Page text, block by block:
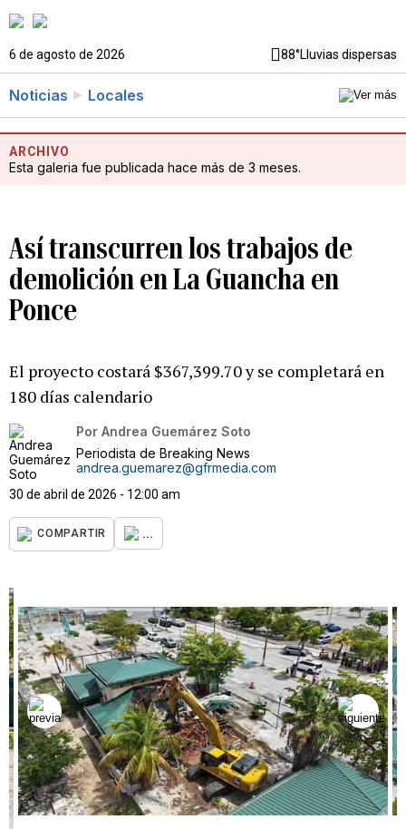
6 de agosto de 2026 88°Lluvias dispersas
Noticias Locales
ARCHIVO
Esta galeria fue publicada hace más de 3 meses.
Así transcurren los trabajos de
demolición en La Guancha en
Ponce
El proyecto costará $367,399.70 y se completará en
180 días calendario
Por Andrea Guemárez Soto
Periodista de Breaking News
andrea.guemarez@gfrmedia.com
30 de abril de 2026 - 12:00 am
COMPARTIR ...